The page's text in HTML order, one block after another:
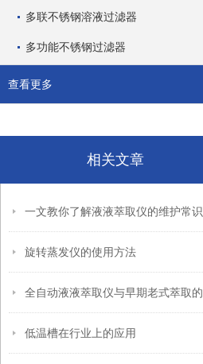
多联不锈钢溶液过滤器
多功能不锈钢过滤器
查看更多
相关文章
一文教你了解液液萃取仪的维护常识
旋转蒸发仪的使用方法
低温槽在行业上的应用